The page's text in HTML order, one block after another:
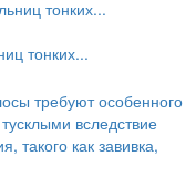
тонких...
требуют особенного
вследствие
такого как завивка,